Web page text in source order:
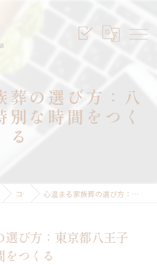
葬の選び方：八
別な時間をつく
る
コラム 心温まる家族葬の選び方：東京都八王子市での特別な時間をつくる
選び方：東京都八王子
つくる